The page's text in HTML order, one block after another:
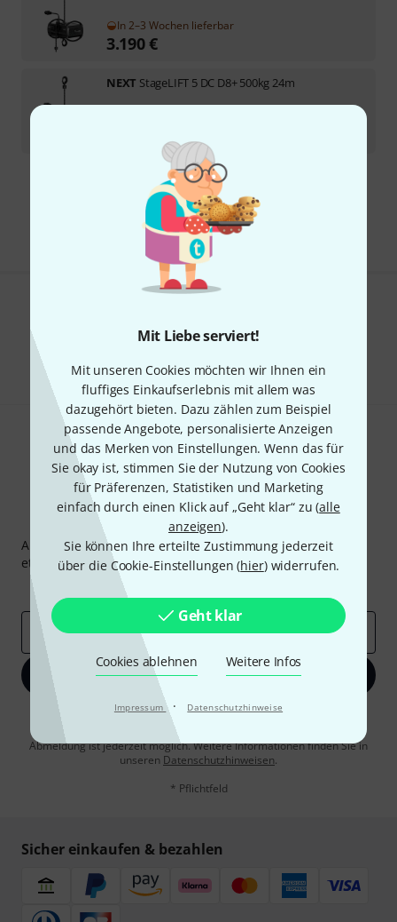
Mit Liebe serviert!
Mit unseren Cookies möchten wir Ihnen ein
fluffiges Einkaufserlebnis mit allem was
dazugehört bieten. Dazu zählen zum Beispiel
passende Angebote, personalisierte Anzeigen
und das Merken von Einstellungen. Wenn das für
Sie okay ist, stimmen Sie der Nutzung von Cookies
für Präferenzen, Statistiken und Marketing
einfach durch einen Klick auf „Geht klar“ zu (alle
anzeigen).
Sie können Ihre erteilte Zustimmung jederzeit
über die Cookie-Einstellungen (hier) widerrufen.
Geht klar
Cookies ablehnen Weitere Infos
Impressum · Datenschutzhinweise
In 2–3 Wochen lieferbar
3.190€
NEXT StageLIFT 5 DC D8+ 500kg 24m
Kostenloser Versand ab € 69
Alle Preise inkl. MwSt.
Thomann Newsletter
Abonniere den Thomann Newsletter und gewinne mit
etwas Glück einen von50 Gutscheinenüber jeweils50€
Inspirierende Beiträge
E-Mail-Adresse*
Jetzt anmelden
Mit Klick auf „Jetzt anmelden“ stimmen Sie dem Erhalt von E-Mail-
Werbung und einer Messung des E-Mail-Nutzungsverhaltens zu. Die
Abmeldung ist jederzeit möglich. Weitere Informationen finden Sie in
unseren Datenschutzhinweisen.
* Pflichtfeld
Sicher einkaufen & bezahlen